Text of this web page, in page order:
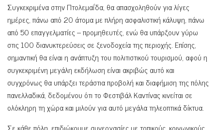
Συγκεκριμένα στην Πτολεμαΐδα, θα απασχοληθούν για λίγες
ημέρες, πάνω από 20 άτομα με πλήρη ασφαλιστική κάλυψη, πάνω
από 50 επαγγελματίες – προμηθευτές, ενώ θα υπάρξουν γύρω
στις 100 διανυκτερεύσεις σε ξενοδοχεία της περιοχής. Επίσης,
σημαντική θα είναι η ανάπτυξη του πολιτιστικού τουρισμού, αφού η
συγκεκριμένη μεγάλη εκδήλωση είναι ακριβώς αυτό και
συγχρόνως θα υπάρξει τεράστια προβολή και διαφήμιση της πόλης
πανελλαδικά, δεδομένου ότι το Φεστιβάλ Καντίνας κινείται σε
ολόκληρη τη χώρα και μιλούν για αυτό μεγάλα τηλεοπτικά δίκτυα.